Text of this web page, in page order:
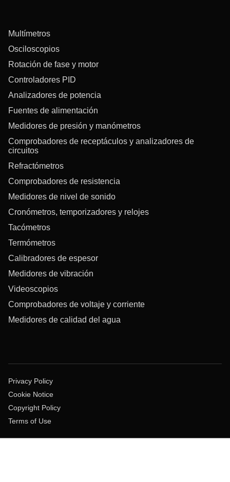
Multímetros
Osciloscopios
Rotación de fase y motor
Controladores PID
Analizadores de potencia
Fuentes de alimentación
Medidores de presión y manómetros
Comprobadores de receptáculos y analizadores de
circuitos
Refractómetros
Comprobadores de resistencia
Medidores de nivel de sonido
Cronómetros, temporizadores y relojes
Tacómetros
Termómetros
Calibradores de espesor
Medidores de vibración
Videoscopios
Comprobadores de voltaje y corriente
Medidores de calidad del agua
Privacy Policy
Cookie Notice
Copyright Policy
Terms of Use